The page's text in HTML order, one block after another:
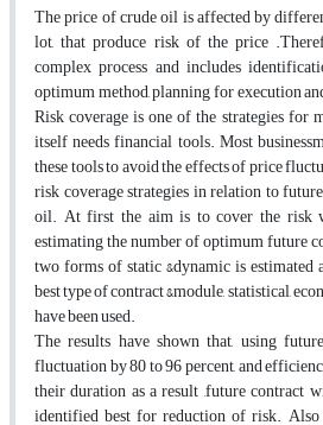
The price of crude oil is affected by
lot, that produce risk of the price
complex process and includes
optimum method, planning for execution
Risk coverage is one of the strategies for
itself needs financial tools. Most
these tools to avoid the effects of price
risk coverage strategies in relation to
oil. At first the aim is to cover the risk
estimating the number of optimum future
two forms of static &dynamic is
best type of contract &module, statistical,
have been used.
The results have shown that, using
fluctuation by 80 to 96 percent, and
their duration as a result ,future contract
identified best for reduction of risk.